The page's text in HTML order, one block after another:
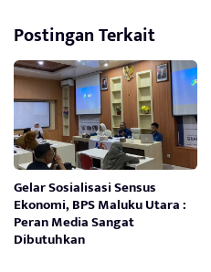
Postingan Terkait
Gelar Sosialisasi Sensus
Ekonomi, BPS Maluku Utara :
Peran Media Sangat
Dibutuhkan